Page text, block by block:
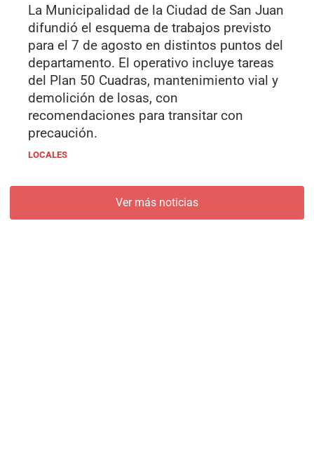
La Municipalidad de la Ciudad de San Juan
difundió el esquema de trabajos previsto
para el 7 de agosto en distintos puntos del
departamento. El operativo incluye tareas
del Plan 50 Cuadras, mantenimiento vial y
demolición de losas, con
recomendaciones para transitar con
precaución.
LOCALES
Ver más noticias